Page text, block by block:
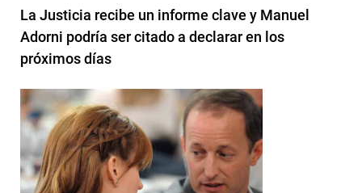
La Justicia recibe un informe clave y Manuel
Adorni podría ser citado a declarar en los
próximos días